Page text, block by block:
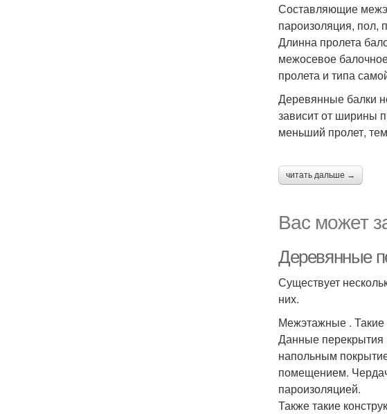
Составляющие
пароизоляция, пол,
Длинна пролета
межосевое
пролета и типа
Деревянные балки
зависит от ширины
меньший пролет,
читать дальше →
Вас может
Деревянные
Существует
них.
Межэтажные . Такие
Данные перекрытия
напольным
помещением.
пароизоляцией.
Также такие